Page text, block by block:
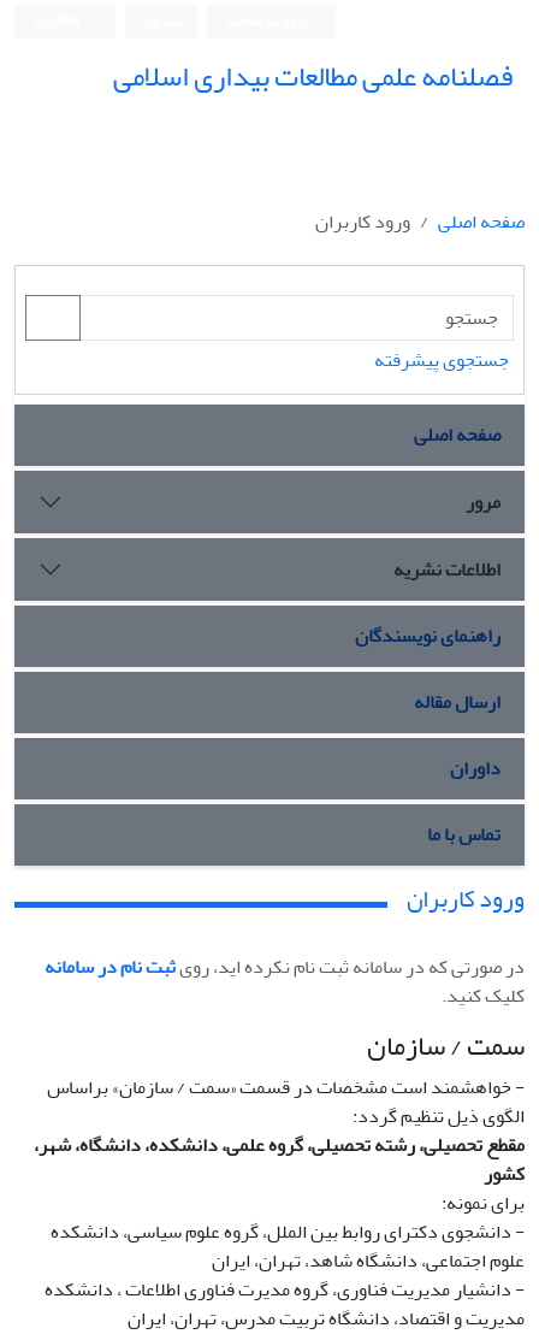
فصلنامه علمی مطالعات بیداری اسلامی
صفحه اصلی ورود کاربران
جستجوی پیشرفته
صفحه اصلی
مرور
اطلاعات نشریه
راهنمای نویسندگان
ارسال مقاله
داوران
تماس با ما
ورود کاربران
در صورتی که در سامانه ثبت نام نکرده اید، رویثبت نام در سامانه
کلیک کنید.
سمت / سازمان
- خواهشمند است مشخصات در قسمت «سمت / سازمان» براساس
الگوی ذیل تنظیم گردد:
مقطع تحصیلی، رشته تحصیلی، گروه علمی، دانشکده، دانشگاه، شهر،
کشور
برای نمونه:
- دانشجوی دکترای روابط بین الملل، گروه علوم سیاسی، دانشکده
علوم اجتماعی، دانشگاه شاهد، تهران، ایران
- دانشیار مدیریت فناوری، گروه مدیرت فناوری اطلاعات ، دانشکده
مدیریت و اقتصاد، دانشگاه تربیت مدرس، تهران، ایران